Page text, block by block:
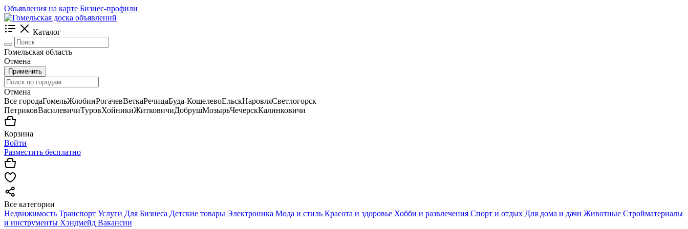
Объявления на карте Бизнес-профили
Каталог
Гомельская область
Отмена
Применить
Отмена
Все городаГомельЖлобинРогачевВеткаРечицаБуда-КошелевоЕльскНаровляСветлогорск
ПетриковВасилевичиТуровХойникиЖитковичиДобрушМозырьЧечерскКалинковичи
Корзина
Войти
Разместить бесплатно
Все категории
Недвижимость Транспорт Услуги Для Бизнеса Детские товары Электроника Мода и стиль Красота и здоровье Хобби и развлечения Спорт и отдых Для дома и дачи Животные Стройматериалы
и инструменты Хэндмейд Вакансии